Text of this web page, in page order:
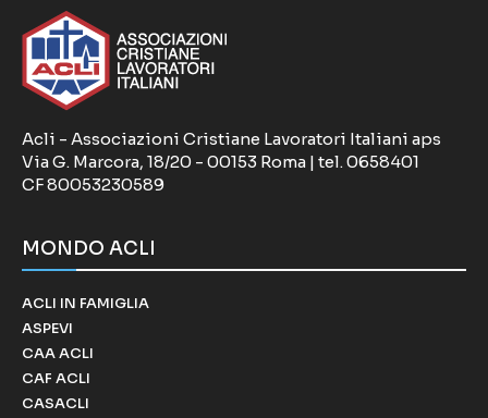
Acli - Associazioni Cristiane Lavoratori Italiani aps
Via G. Marcora, 18/20 - 00153 Roma | tel. 0658401
CF 80053230589
MONDO ACLI
ACLI IN FAMIGLIA
ASPEVI
CAA ACLI
CAF ACLI
CASACLI